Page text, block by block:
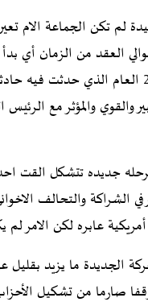
لم تكن الجماعة الام
المرحلة من 90 وحتى العام 2001
والمؤثر مع
جديده تتشكل القت
الشراكة والتحالف
عابره لكن الامر
الجديدة ما يزيد
صارما من تشكيل